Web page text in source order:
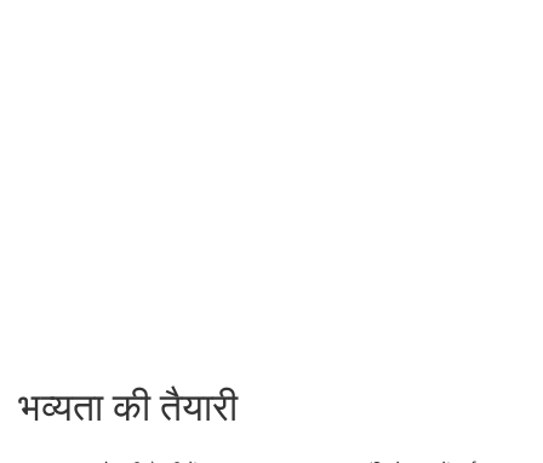
इस भव्य समारोह की तैयारी में एक साल का समय लगा। चूंकि तेहरान में